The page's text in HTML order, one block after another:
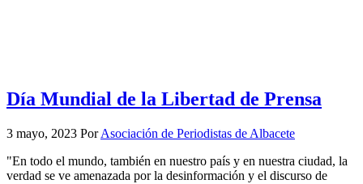
Día Mundial de la Libertad de Prensa
3 mayo, 2023 PorAsociación de Periodistas de Albacete
"En todo el mundo, también en nuestro país y en nuestra ciudad, la
verdad se ve amenazada por la desinformación y el discurso de